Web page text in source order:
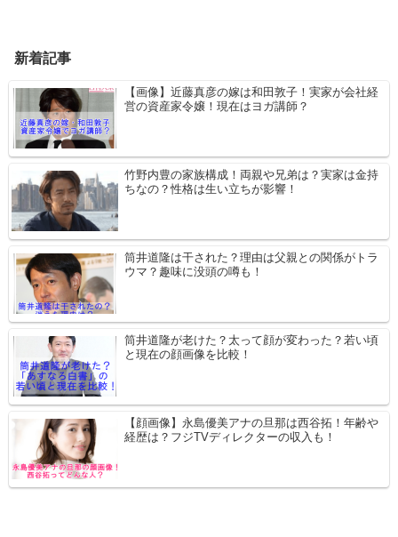
新着記事
【画像】近藤真彦の嫁は和田敦子！実家が会社経
営の資産家令嬢！現在はヨガ講師？
竹野内豊の家族構成！両親や兄弟は？実家は金持
ちなの？性格は生い立ちが影響！
筒井道隆は干された？理由は父親との関係がトラ
ウマ？趣味に没頭の噂も！
筒井道隆が老けた？太って顔が変わった？若い頃
と現在の顔画像を比較！
【顔画像】永島優美アナの旦那は西谷拓！年齢や
経歴は？フジTVディレクターの収入も！